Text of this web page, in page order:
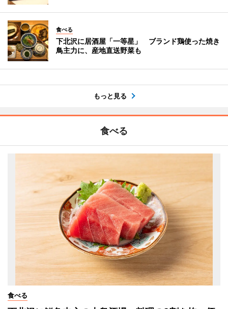
食べる
下北沢に居酒屋「一等星」 ブランド鶏使った焼き
鳥主力に、産地直送野菜も
もっと見る
食べる
食べる